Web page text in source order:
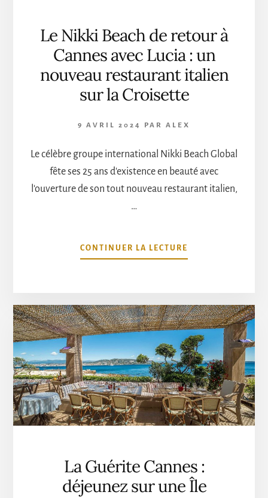
Le Nikki Beach de retour à
Cannes avec Lucia : un
nouveau restaurant italien
sur la Croisette
9 AVRIL 2024 PAR ALEX
Le célèbre groupe international Nikki Beach Global
fête ses 25 ans d'existence en beauté avec
l'ouverture de son tout nouveau restaurant italien,
…
CONTINUER LA LECTURE
PROPOSLE
RETOUR
À
CANNES
AVEC
LUCIA
:
UN
NOUVEAU
RESTAURANT
CROISETTE
La Guérite Cannes :
déjeunez sur une Île